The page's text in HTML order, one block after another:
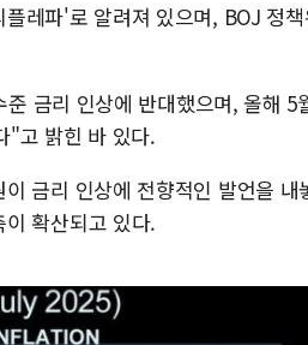
레파'로 알려져 있으며, BOJ 정
금리 인상에 반대했으며, 올해 5
"고 밝힌 바 있다.
금리 인상에 전향적인 발언을 내
확산되고 있다.